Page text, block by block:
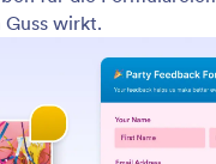
Sie, wie Ihr Formular in der
und Formatierung sofort
selbst etwas einstellen